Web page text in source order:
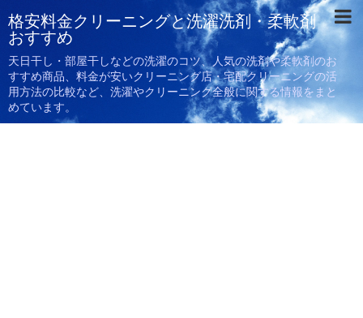
格安料金クリーニングと洗濯洗剤・柔軟剤
おすすめ
天日干し・部屋干しなどの洗濯のコツ、人気の洗剤や柔軟剤のお
すすめ商品、料金が安いクリーニング店・宅配クリーニングの活
用方法の比較など、洗濯やクリーニング全般に関する情報をまと
めています。